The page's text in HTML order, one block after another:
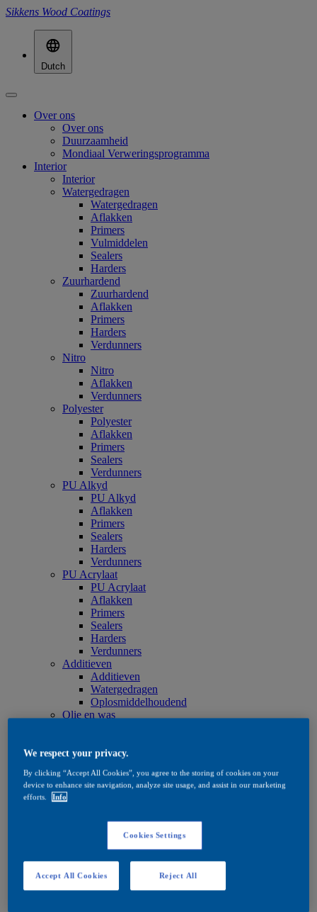
Sikkens Wood Coatings
Dutch
Over ons
Over ons
Duurzaamheid
Mondiaal Verweringsprogramma
Interior
Interior
Watergedragen
Watergedragen
Aflakken
Primers
Vulmiddelen
Sealers
Harders
Zuurhardend
Zuurhardend
Aflakken
Primers
Harders
Verdunners
Nitro
Nitro
Aflakken
Verdunners
Polyester
Polyester
Aflakken
Primers
Sealers
Verdunners
PU Alkyd
PU Alkyd
Aflakken
Primers
Sealers
Harders
Verdunners
PU Acrylaat
PU Acrylaat
Aflakken
Primers
Sealers
Harders
Verdunners
Additieven
Additieven
Watergedragen
Oplosmiddelhoudend
Olie en was
Onderhoud
Watergedragen
Oplosmiddelhoudend
Beitsproducten
Watergedragen
Quick Search
Productzoeker
We respect your privacy.
By clicking “Accept All Cookies”, you agree to the storing of cookies on your
device to enhance site navigation, analyze site usage, and assist in our marketing
efforts.
Info
Cookies Settings
Reject All
Accept All Cookies